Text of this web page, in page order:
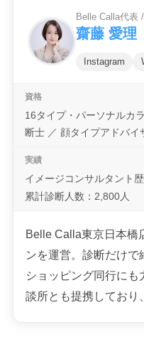
Belle Calla代表
齋藤 愛理
Instagram
16タイプ・パーソナルカ
断士 ／ 顔タイプアドバイ
イメージコンサルタント
累計診断人数：2,800人
Belle Calla東京日本橋
ンを運営。診断だけ
ショッピング同行に
談所とも提携しており